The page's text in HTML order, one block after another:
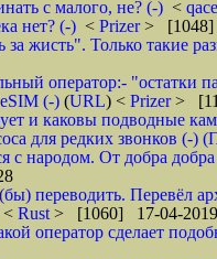
с малого, не? (-) <
нет? (-) < Prizer> [1048]
жисть". Только такие
оператор:- "остатки
(-) (URL) < Prizer>
и каковы подводные
для редких звонков (-)
с народом. От добра
переводить. Перевёл
< Rust > [1060] 17-04-
оператор сделает